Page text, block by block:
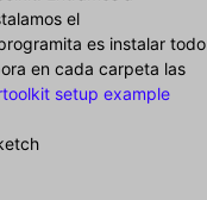
el
es instalar todo
en cada carpeta las